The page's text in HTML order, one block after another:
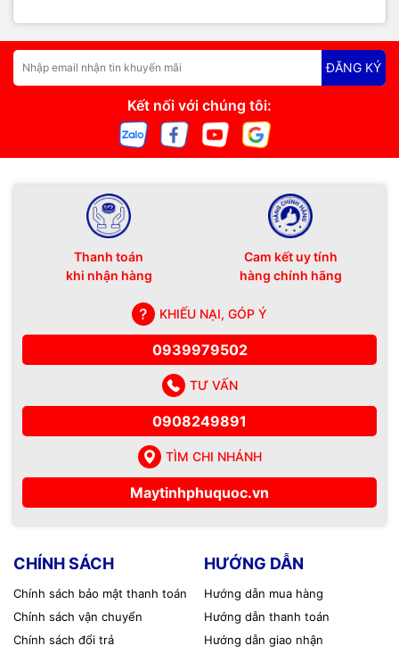
ĐĂNG KÝ
Kết nối với chúng tôi:
Thanh toán
khi nhận hàng
Cam kết uy tính
hàng chính hãng
KHIẾU NẠI, GÓP Ý
0939979502
TƯ VẤN
0908249891
TÌM CHI NHÁNH
Maytinhphuquoc.vn
CHÍNH SÁCH
Chính sách bảo mật thanh toán
Chính sách vận chuyển
Chính sách đổi trả
HƯỚNG DẪN
Hướng dẫn mua hàng
Hướng dẫn thanh toán
Hướng dẫn giao nhận